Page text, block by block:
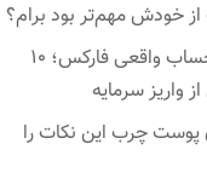
خودش مهم‌تر بود برام؟
چک‌لیست افتتاح حساب واقعی فارکس؛ ۱۰
واریز سرمایه
پوست چرب این نکات را